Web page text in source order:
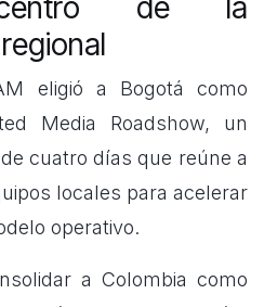
de la
eligió a Bogotá como
Media Roadshow, un
cuatro días que reúne a
locales para acelerar
operativo.
a Colombia como